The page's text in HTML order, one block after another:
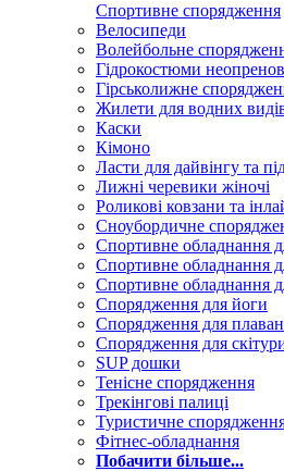
Спортивне спорядження
Велосипеди
Волейбольне
Гідрокостюми
Гірськолижне
Жилети для водних
Каски
Кімоно
Ласти для дайвінгу та
Лижні черевики жіночі
Роликові ковзани та
Сноубордичне
Спортивне обладнання
Спортивне обладнання
Спортивне обладнання
Спорядження для йоги
Спорядження для
Спорядження для
SUP дошки
Тенісне спорядження
Трекінгові палиці
Туристичне
Фітнес-обладнання
Побачити більше...